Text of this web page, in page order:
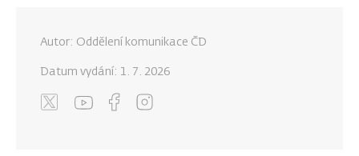
Autor: Oddělení komunikace ČD
Datum vydání: 1. 7. 2026